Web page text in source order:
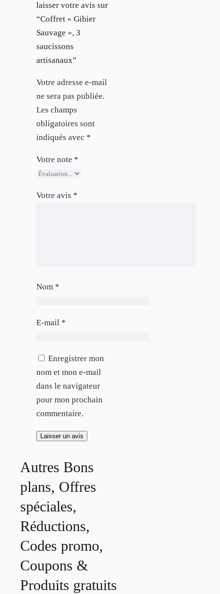
laisser votre avis sur
“Coffret « Gibier
Sauvage », 3
saucissons
artisanaux”
Votre adresse e-mail
ne sera pas publiée.
Les champs
obligatoires sont
indiqués avec *
Votre note *
Votre avis *
Nom *
E-mail *
Enregistrer mon
nom et mon e-mail
dans le navigateur
pour mon prochain
commentaire.
Autres Bons
plans, Offres
spéciales,
Réductions,
Codes promo,
Coupons &
Produits gratuits